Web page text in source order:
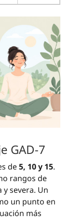
GAD-7
de5, 10 y 15.
rangos de
severa. Un
un punto en
más